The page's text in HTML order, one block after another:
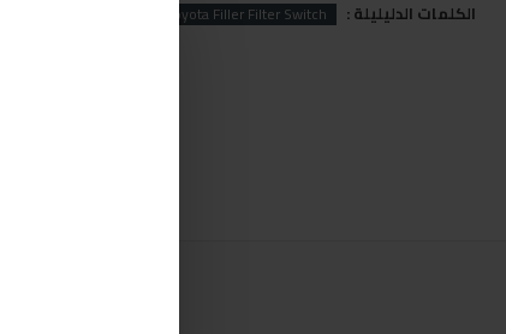
الكلمات الدليليلة : Toyota Filler Filter Switch